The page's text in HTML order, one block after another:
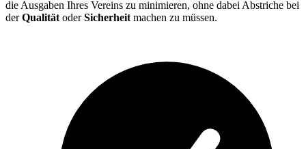
die Ausgaben Ihres Vereins zu minimieren, ohne dabei Abstriche bei
derQualität oderSicherheit machen zu müssen.